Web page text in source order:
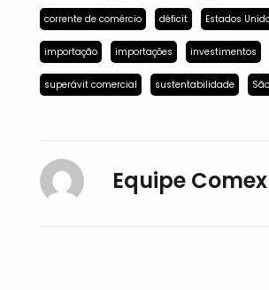
corrente de comércio déficit Estados
importação importações investimentos
superávit comercial sustentabilidade
Equipe